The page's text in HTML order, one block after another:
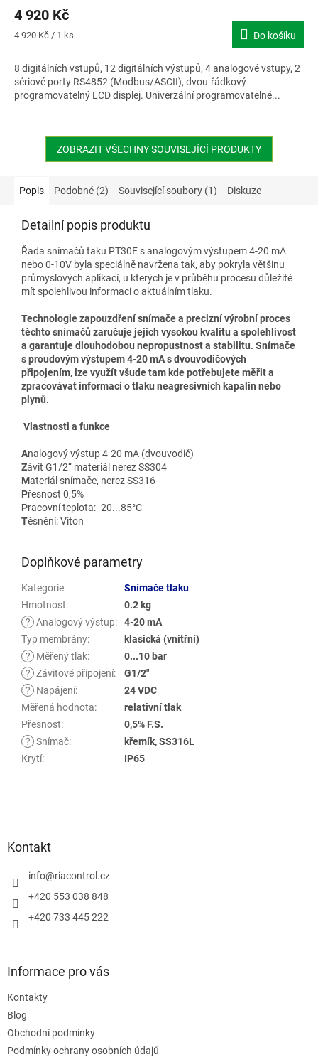
4 920 Kč
Měrná
4 920 Kč / 1 ks Do košíku
8 digitálních vstupů, 12 digitálních výstupů, 4 analogové vstupy, 2
sériové porty RS4852 (Modbus/ASCII), dvou-řádkový
programovatelný LCD displej. Univerzální programovatelné...
ZOBRAZIT VŠECHNY SOUVISEJÍCÍ PRODUKTY
Popis Podobné (2) Související soubory (1) Diskuze
Detailní popis produktu
Řada snímačů taku PT30E s analogovým výstupem 4-20 mA
nebo 0-10V byla speciálně navržena tak, aby pokryla většinu
průmyslových aplikací, u kterých je v průběhu procesu důležité
mít spolehlivou informaci o aktuálním tlaku.
Technologie zapouzdření snímače a precizní výrobní proces
těchto snímačů zaručuje jejich vysokou kvalitu a spolehlivost
a garantuje dlouhodobou nepropustnost a stabilitu. Snímače
s proudovým výstupem 4-20 mA s dvouvodičových
připojením, lze využít všude tam kde potřebujete měřit a
zpracovávat informaci o tlaku neagresivních kapalin nebo
plynů.
Vlastnosti a funkce
Analogový výstup 4-20 mA (dvouvodič)
Závit G1/2“ materiál nerez SS304
Materiál snímače, nerez SS316
Přesnost 0,5%
Pracovní teplota: -20...85°C
Těsnění: Viton
Doplňkové parametry
Kategorie:
Snímače tlaku
Hmotnost:
0.2 kg
? Analogový výstup:
4-20 mA
Typ membrány:
klasická (vnitřní)
?
Měřený tlak:
0...10 bar
? Závitové připojení:
G1/2"
?
Napájení:
24 VDC
Měřená hodnota:
relativní tlak
Přesnost:
0,5% F.S.
? Snímač:
křemík, SS316L
Krytí: IP65
Kontakt
info@riacontrol.cz
+420 553 038 848
+420 733 445 222
Informace pro vás
Kontakty
Blog
Obchodní podmínky
Podmínky ochrany osobních údajů